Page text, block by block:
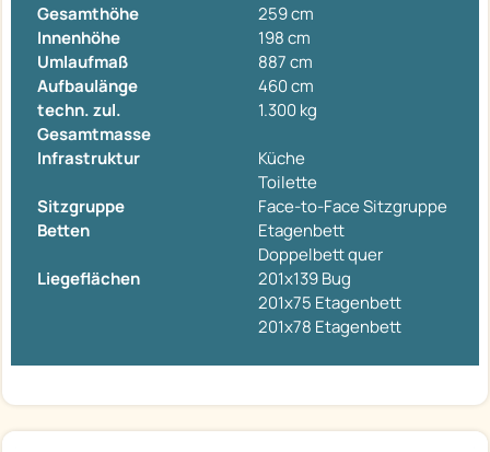
Gesamthöhe
259 cm
Innenhöhe
198 cm
Umlaufmaß
887 cm
Aufbaulänge
460 cm
techn. zul.
Gesamtmasse
1.300 kg
Infrastruktur
Küche
Toilette
Sitzgruppe
Face-to-Face Sitzgruppe
Betten
Etagenbett
Doppelbett quer
Liegeflächen
201x139 Bug
201x75 Etagenbett
201x78 Etagenbett